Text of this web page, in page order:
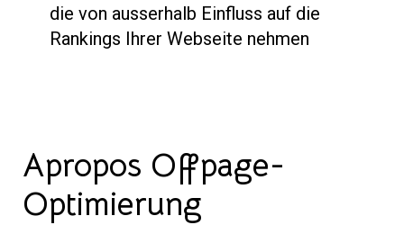
die von ausserhalb Einfluss auf die
Rankings Ihrer Webseite nehmen
Apropos Offpage-
Optimierung